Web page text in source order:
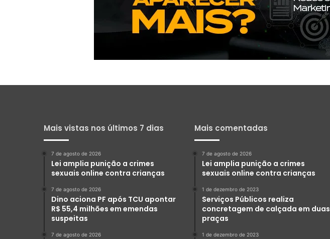
Mais vistas nos últimos 7 dias
7 de agosto de 2026
Lei amplia punição a crimes
sexuais online contra crianças
7 de agosto de 2026
Dino aciona PF após TCU apontar
R$ 55,4 milhões em emendas
suspeitas
7 de agosto de 2026
Mais comentadas
7 de agosto de 2026
Lei amplia punição a crimes
sexuais online contra crianças
1 de dezembro de 2023
Serviços Públicos realiza
concretagem de calçada em duas
praças
1 de dezembro de 2023